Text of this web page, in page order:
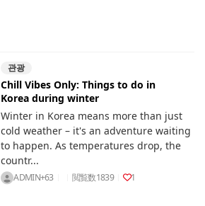
관광
Chill Vibes Only: Things to do in
Korea during winter
Winter in Korea means more than just
cold weather – it's an adventure waiting
to happen. As temperatures drop, the
countr...
ADMIN+63 閲覧数1839 1